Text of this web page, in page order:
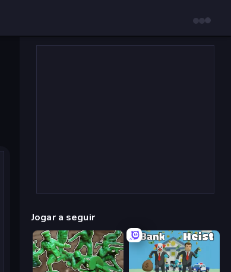
Jogar a seguir